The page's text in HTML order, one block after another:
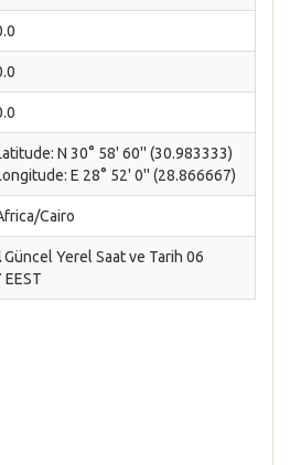
N 30° 58' 60'' (30.983333)
E 28° 52' 0'' (28.866667)
Cairo
Güncel Yerel Saat ve Tarih 06